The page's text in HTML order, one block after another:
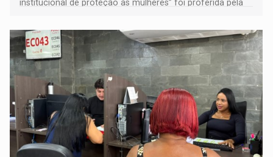
institucional de proteção às mulheres” foi proferida pela
Goiás